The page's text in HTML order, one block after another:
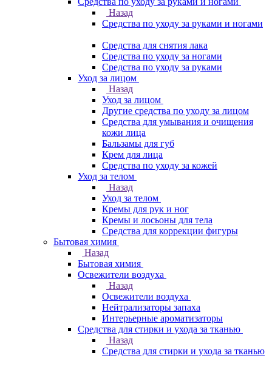
Назад
Средства по уходу за руками и ногами
Средства для снятия лака
Средства по уходу за ногами
Средства по уходу за руками
Уход за лицом
Назад
Уход за лицом
Другие средства по уходу за лицом
Средства для умывания и очищения
кожи лица
Бальзамы для губ
Крем для лица
Средства по уходу за кожей
Уход за телом
Назад
Уход за телом
Кремы для рук и ног
Кремы и лосьоны для тела
Средства для коррекции фигуры
Бытовая химия
Назад
Бытовая химия
Освежители воздуха
Назад
Освежители воздуха
Нейтрализаторы запаха
Интерьерные ароматизаторы
Средства для стирки и ухода за тканью
Назад
Средства для стирки и ухода за тканью